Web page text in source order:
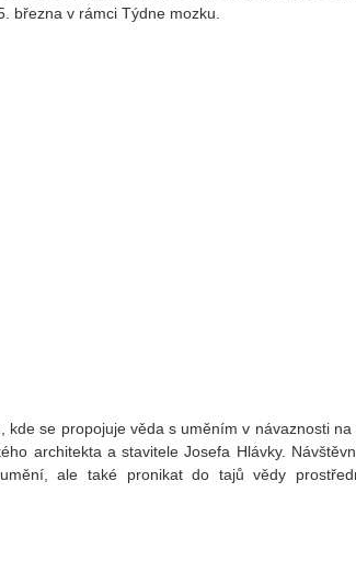
března v rámci Týdne mozku.
se propojuje věda s uměním v návaznosti na
architekta a stavitele Josefa Hlávky.
ale také pronikat do tajů vědy